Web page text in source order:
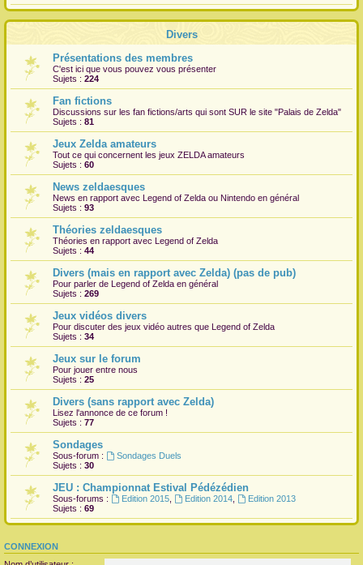
Divers
Présentations des membres
C'est ici que vous pouvez vous présenter
Sujets : 224
Fan fictions
Discussions sur les fan fictions/arts qui sont SUR le site "Palais de Zelda"
Sujets : 81
Jeux Zelda amateurs
Tout ce qui concernent les jeux ZELDA amateurs
Sujets : 60
News zeldaesques
News en rapport avec Legend of Zelda ou Nintendo en général
Sujets : 93
Théories zeldaesques
Théories en rapport avec Legend of Zelda
Sujets : 44
Divers (mais en rapport avec Zelda) (pas de pub)
Pour parler de Legend of Zelda en général
Sujets : 269
Jeux vidéos divers
Pour discuter des jeux vidéo autres que Legend of Zelda
Sujets : 34
Jeux sur le forum
Pour jouer entre nous
Sujets : 25
Divers (sans rapport avec Zelda)
Lisez l'annonce de ce forum !
Sujets : 77
Sondages
Sous-forum :
Sondages Duels
Sujets : 30
JEU : Championnat Estival Pédézédien
Sous-forums : Edition 2015, Edition 2014,
Edition 2013
Sujets : 69
CONNEXION